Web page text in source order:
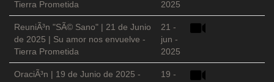
Tierra Prometida
2025
ReuniÃ³n "SÃ© Sano" | 21 de Junio
de 2025 | Su amor nos envuelve -
Tierra Prometida
21 -
jun -
2025
OraciÃ³n | 19 de Junio de 2025 -
19 -